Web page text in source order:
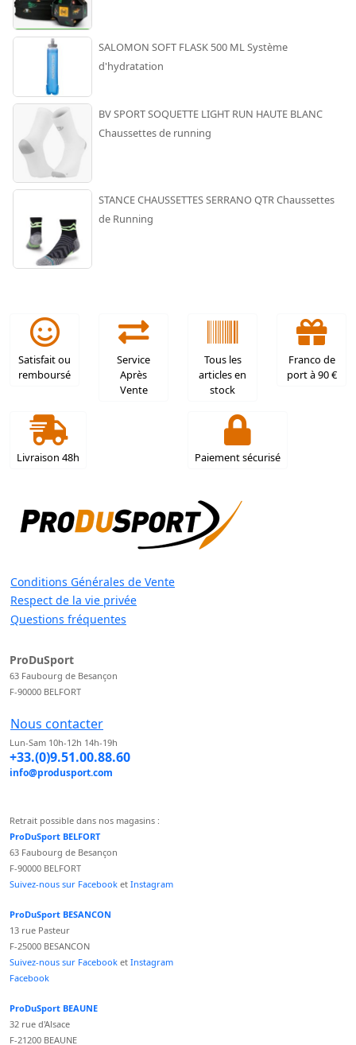
SALOMON SOFT FLASK 500 ML Système
d'hydratation
BV SPORT SOQUETTE LIGHT RUN HAUTE BLANC
Chaussettes de running
STANCE CHAUSSETTES SERRANO QTR Chaussettes
de Running
Satisfait ou
remboursé
Service
Après
Vente
Tous les
articles en
stock
Franco de
port à 90 €
Livraison 48h Paiement sécurisé
Conditions Générales de Vente
Respect de la vie privée
Questions fréquentes
ProDuSport
63 Faubourg de Besançon
F-90000 BELFORT
Nous contacter
Lun-Sam 10h-12h 14h-19h
+33.(0)9.51.00.88.60
info@produsport.com
Retrait possible dans nos magasins :
ProDuSport BELFORT
63 Faubourg de Besançon
F-90000 BELFORT
Suivez-nous sur Facebook et Instagram
ProDuSport BESANCON
13 rue Pasteur
F-25000 BESANCON
Suivez-nous sur Facebook et Instagram
Facebook
ProDuSport BEAUNE
32 rue d'Alsace
F-21200 BEAUNE